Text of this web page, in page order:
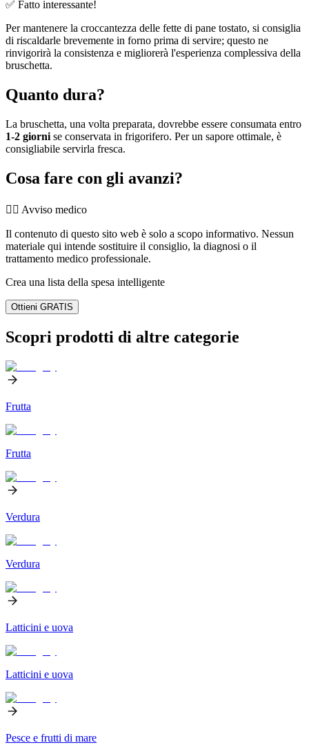
✅ Fatto interessante!
Per mantenere la croccantezza delle fette di pane tostato, si consiglia
di riscaldarle brevemente in forno prima di servire; questo ne
rinvigorirà la consistenza e migliorerà l'esperienza complessiva della
bruschetta.
Quanto dura?
La bruschetta, una volta preparata, dovrebbe essere consumata entro
1-2 giorni se conservata in frigorifero. Per un sapore ottimale, è
consigliabile servirla fresca.
Cosa fare con gli avanzi?
👨‍⚕️️ Avviso medico
Il contenuto di questo sito web è solo a scopo informativo. Nessun
materiale qui intende sostituire il consiglio, la diagnosi o il
trattamento medico professionale.
Crea una lista della spesa intelligente
Ottieni GRATIS
Scopri prodotti di altre categorie
Frutta
Frutta
Verdura
Verdura
Latticini e uova
Latticini e uova
Pesce e frutti di mare